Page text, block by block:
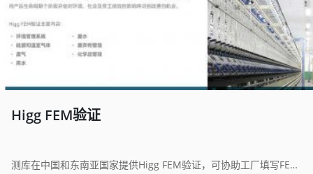
Higg FEM验证
测库在中国和东南亚国家提供Higg FEM验证，可协助工厂填写FEM环境自评测试以及Higg FEM环境现场验证验厂，具有最优的行业价格及丰富的审核经验，目前已成功为国内外多家工厂成功完成Higg FEM验证。